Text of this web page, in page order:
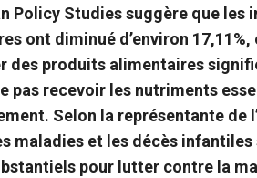
Policy Studies suggère que les
ont diminué d’environ
des produits alimentaires
pas recevoir les nutriments
Selon la représentante de
maladies et les décès infantiles
pour lutter contre la